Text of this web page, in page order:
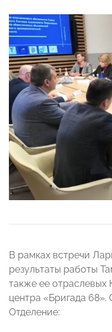
В рамках встречи
результаты работы
также ее отраслевых
центра «Бригада 68».
Отделение: